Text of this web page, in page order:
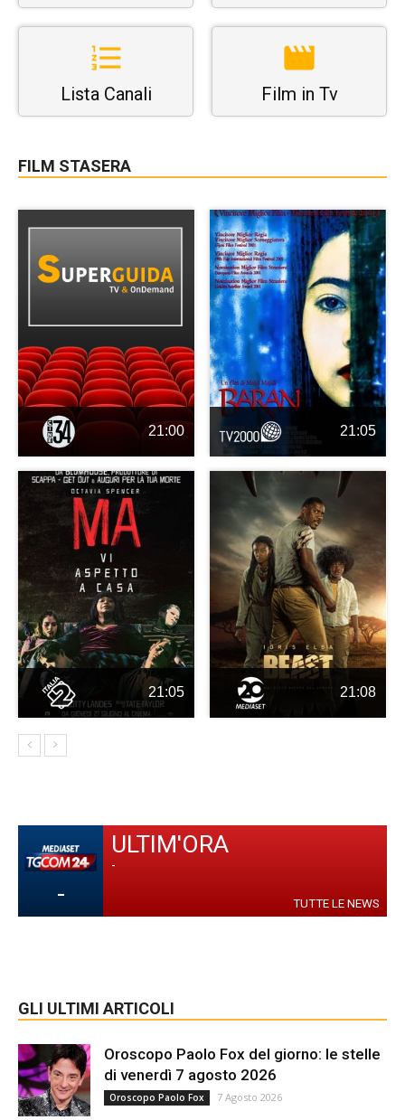
Lista Canali Film in Tv
FILM STASERA
21:00 21:05
21:05 21:08
-
ULTIM'ORA
-
TUTTE LE NEWS
GLI ULTIMI ARTICOLI
Oroscopo Paolo Fox del giorno: le stelle
di venerdì 7 agosto 2026
Oroscopo Paolo Fox 7 Agosto 2026